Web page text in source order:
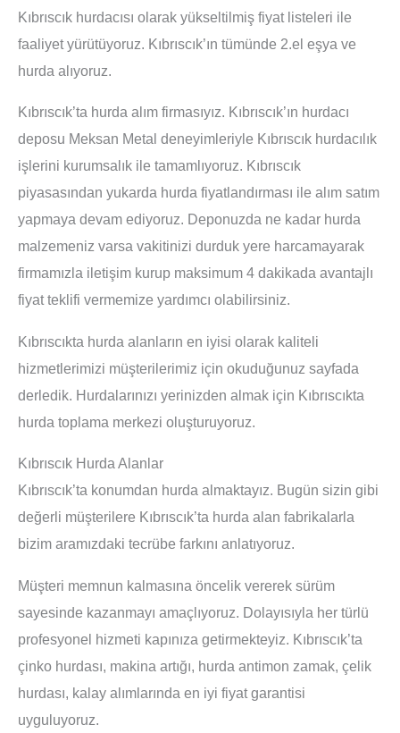
Kıbrıscık hurdacısı olarak yükseltilmiş fiyat listeleri ile
faaliyet yürütüyoruz. Kıbrıscık’ın tümünde 2.el eşya ve
hurda alıyoruz.
Kıbrıscık’ta hurda alım firmasıyız. Kıbrıscık’ın hurdacı
deposu Meksan Metal deneyimleriyle Kıbrıscık hurdacılık
işlerini kurumsalık ile tamamlıyoruz. Kıbrıscık
piyasasından yukarda hurda fiyatlandırması ile alım satım
yapmaya devam ediyoruz. Deponuzda ne kadar hurda
malzemeniz varsa vakitinizi durduk yere harcamayarak
firmamızla iletişim kurup maksimum 4 dakikada avantajlı
fiyat teklifi vermemize yardımcı olabilirsiniz.
Kıbrıscıkta hurda alanların en iyisi olarak kaliteli
hizmetlerimizi müşterilerimiz için okuduğunuz sayfada
derledik. Hurdalarınızı yerinizden almak için Kıbrıscıkta
hurda toplama merkezi oluşturuyoruz.
Kıbrıscık Hurda Alanlar
Kıbrıscık’ta konumdan hurda almaktayız. Bugün sizin gibi
değerli müşterilere Kıbrıscık’ta hurda alan fabrikalarla
bizim aramızdaki tecrübe farkını anlatıyoruz.
Müşteri memnun kalmasına öncelik vererek sürüm
sayesinde kazanmayı amaçlıyoruz. Dolayısıyla her türlü
profesyonel hizmeti kapınıza getirmekteyiz. Kıbrıscık’ta
çinko hurdası, makina artığı, hurda antimon zamak, çelik
hurdası, kalay alımlarında en iyi fiyat garantisi
uyguluyoruz.